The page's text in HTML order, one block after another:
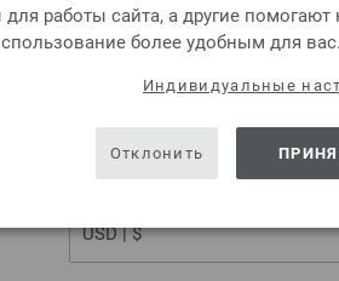
SHIPPING TO
USA - The United States of
работы сайта, а другие помогают
более удобным для вас.
Индивидуальные
Отклонить